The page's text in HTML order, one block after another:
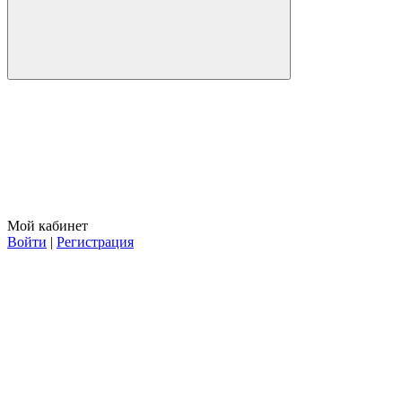
Мой кабинет
Войти | Регистрация